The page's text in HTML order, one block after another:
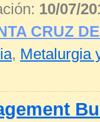
10/07/
CRUZ
, Metalurgia